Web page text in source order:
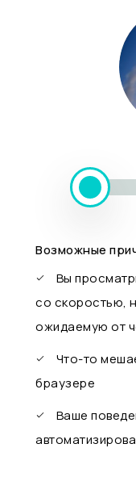
Возможные
Вы
со скоростью,
ожидаемую от
Что-то
браузере
Ваше